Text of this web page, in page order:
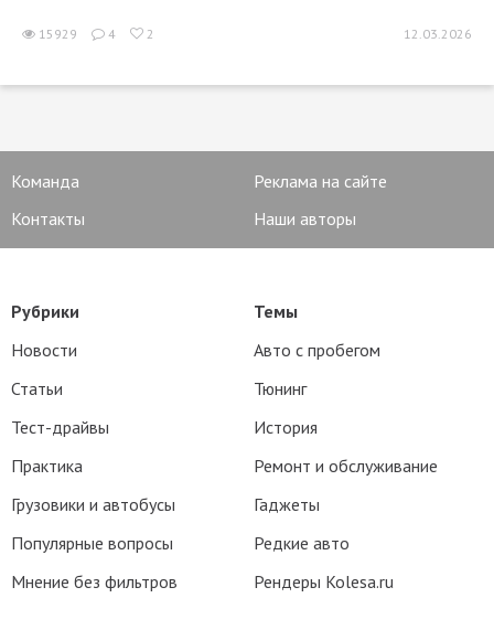
15929 4 2 12.03.2026
Команда
Реклама на сайте
Контакты
Наши авторы
Рубрики
Новости
Статьи
Тест-драйвы
Практика
Грузовики и автобусы
Популярные вопросы
Мнение без фильтров
Темы
Авто с пробегом
Тюнинг
История
Ремонт и обслуживание
Гаджеты
Редкие авто
Рендеры Kolesa.ru